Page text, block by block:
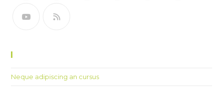
Neque adipiscing an cursus